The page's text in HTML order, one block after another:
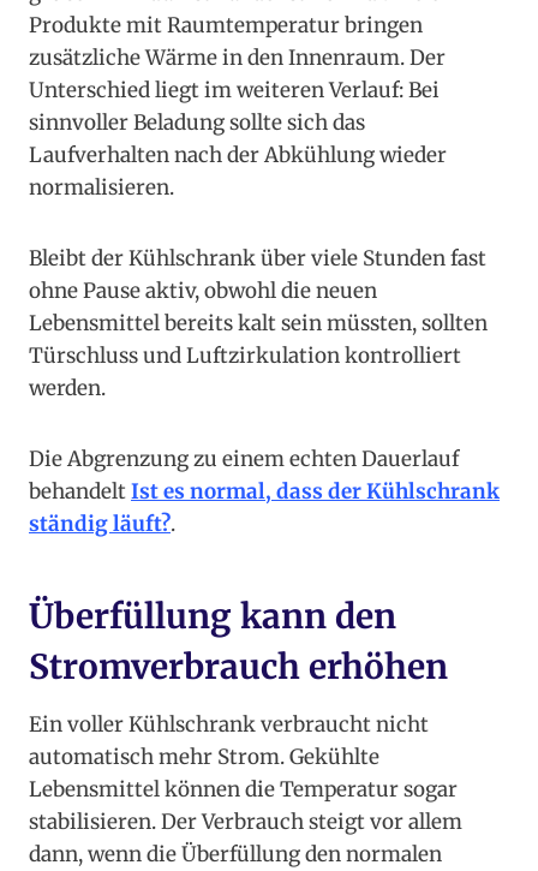
Produkte mit Raumtemperatur bringen
zusätzliche Wärme in den Innenraum. Der
Unterschied liegt im weiteren Verlauf: Bei
sinnvoller Beladung sollte sich das
Laufverhalten nach der Abkühlung wieder
normalisieren.
Bleibt der Kühlschrank über viele Stunden fast
ohne Pause aktiv, obwohl die neuen
Lebensmittel bereits kalt sein müssten, sollten
Türschluss und Luftzirkulation kontrolliert
werden.
Die Abgrenzung zu einem echten Dauerlauf
behandeltIst es normal, dass der Kühlschrank
ständig läuft?.
Überfüllung kann den
Stromverbrauch erhöhen
Ein voller Kühlschrank verbraucht nicht
automatisch mehr Strom. Gekühlte
Lebensmittel können die Temperatur sogar
stabilisieren. Der Verbrauch steigt vor allem
dann, wenn die Überfüllung den normalen